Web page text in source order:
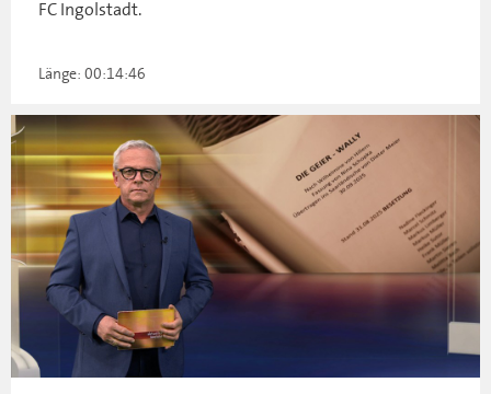
FC Ingolstadt.
Länge: 00:14:46